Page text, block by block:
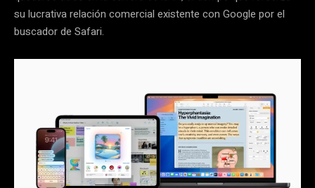
su lucrativa relación comercial existente con Google por el
buscador de Safari.